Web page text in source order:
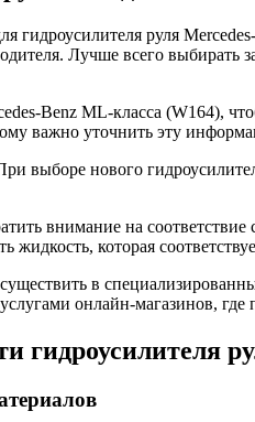
гидроусилителя руля
Лучше всего
Benz ML-класса (W164),
важно уточнить эту
выборе нового
внимание на
которая
в
онлайн-магазинов,
гидроусилителя